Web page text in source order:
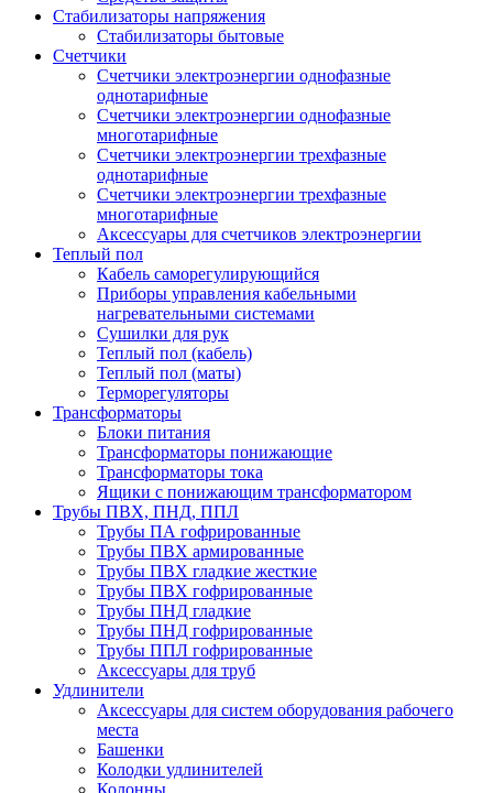
Стабилизаторы напряжения
Стабилизаторы бытовые
Счетчики
Счетчики электроэнергии однофазные
однотарифные
Счетчики электроэнергии однофазные
многотарифные
Счетчики электроэнергии трехфазные
однотарифные
Счетчики электроэнергии трехфазные
многотарифные
Аксессуары для счетчиков электроэнергии
Теплый пол
Кабель саморегулирующийся
Приборы управления кабельными
нагревательными системами
Сушилки для рук
Теплый пол (кабель)
Теплый пол (маты)
Терморегуляторы
Трансформаторы
Блоки питания
Трансформаторы понижающие
Трансформаторы тока
Ящики с понижающим трансформатором
Трубы ПВХ, ПНД, ППЛ
Трубы ПА гофрированные
Трубы ПВХ армированные
Трубы ПВХ гладкие жесткие
Трубы ПВХ гофрированные
Трубы ПНД гладкие
Трубы ПНД гофрированные
Трубы ППЛ гофрированные
Аксессуары для труб
Удлинители
Аксессуары для систем оборудования рабочего
места
Башенки
Колодки удлинителей
Колонны